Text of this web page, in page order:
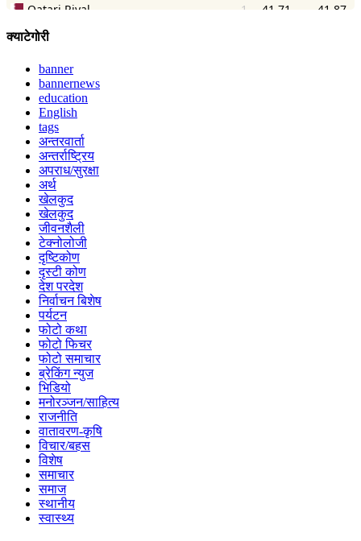
क्याटेगोरी
banner
bannernews
education
English
tags
अन्तरवार्ता
अन्तर्राष्ट्रिय
अपराध/सुरक्षा
अर्थ
खेलकुद
खेलकुद
जीवनशैली
टेक्नोलोजी
दृष्टिकोण
दृस्टी कोण
देश परदेश
निर्वाचन बिशेष
पर्यटन
फोटो कथा
फोटो फिचर
फोटो समाचार
ब्रेकिंग न्युज
भिडियो
मनोरञ्जन/साहित्य
राजनीति
वातावरण-कृषि
विचार/बहस
विशेष
समाचार
समाज
स्थानीय
स्वास्थ्य